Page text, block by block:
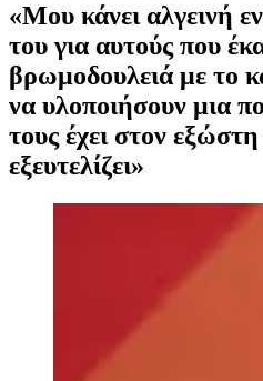
«Μου κάνει αλγεινή
του για αυτούς που
βρωμοδουλειά με το
να υλοποιήσουν μια
τους έχει στον
εξευτελίζει»